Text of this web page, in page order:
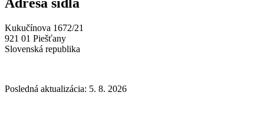
Kukučínova 1672/21
921 01 Piešťany
Slovenská republika
Posledná aktualizácia: 5. 8. 2026